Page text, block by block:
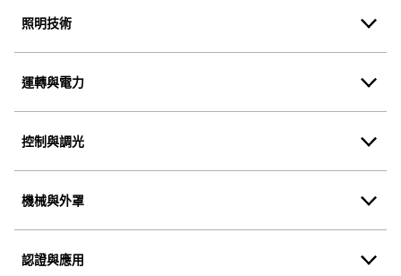
照明技術
運轉與電力
控制與調光
機械與外罩
認證與應用